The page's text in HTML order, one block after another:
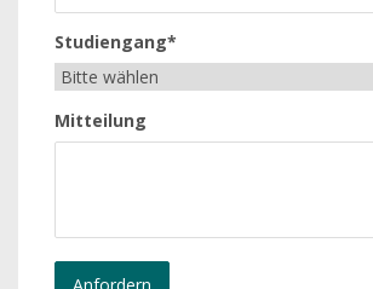
Studiengang*
Mitteilung